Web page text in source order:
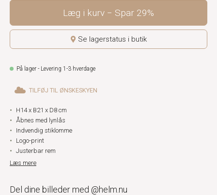
Læg i kurv Spar 29%
Se lagerstatus i butik
På lager - Levering 1-3 hverdage
TILFØJ TIL ØNSKESKYEN
H14 x B21 x D8 cm
Åbnes med lynlås
Indvendig stiklomme
Logo-print
Justerbar rem
Læs mere
Del dine billeder med @helm.nu